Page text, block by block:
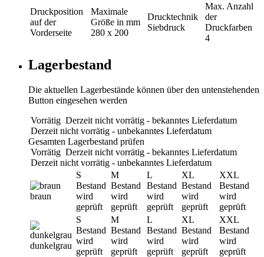
Druckposition
auf der
Vorderseite
Maximale
Größe in mm
280 x 200
Drucktechnik
Siebdruck
Max. Anzahl
der
Druckfarben
4
Lagerbestand
Die aktuellen Lagerbestände können über den untenstehenden
Button eingesehen werden
Vorrätig Derzeit nicht vorrätig - bekanntes Lieferdatum
Derzeit nicht vorrätig - unbekanntes Lieferdatum
Gesamten Lagerbestand prüfen
Vorrätig Derzeit nicht vorrätig - bekanntes Lieferdatum
Derzeit nicht vorrätig - unbekanntes Lieferdatum
braun
S
Bestand
wird
geprüft
M
Bestand
wird
geprüft
L
Bestand
wird
geprüft
XL
Bestand
wird
geprüft
XXL
Bestand
wird
geprüft
dunkelgrau
S
Bestand
wird
geprüft
M
Bestand
wird
geprüft
L
Bestand
wird
geprüft
XL
Bestand
wird
geprüft
XXL
Bestand
wird
geprüft